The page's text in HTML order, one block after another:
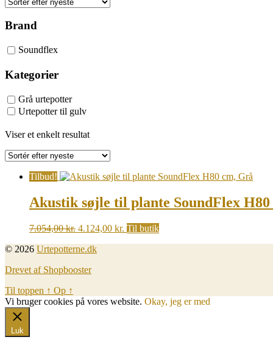
Brand
Soundflex
Kategorier
Grå urtepotter
Urtepotter til gulv
Viser et enkelt resultat
Tilbud!
Akustik søjle til plante SoundFlex
7.054,00kr. Original
was:
4.124,00 kr. Current
Til butik
© 2026 Urtepotterne.dk
Drevet af Shopbooster
Til toppen ↑ Op ↑
Vi bruger cookies på vores website. Okay, jeg er med
Luk